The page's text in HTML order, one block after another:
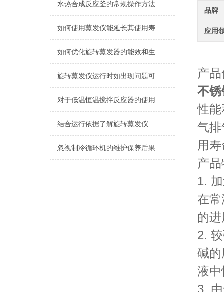
水热合成反应釜的常规操作方法
如何使用蒸发仪能延长其使用寿命？
如何优化旋转蒸发器的能效和生产效率？
旋转蒸发仪运行时如出现问题可这样解决
对于低温恒温搅拌反应器的使用你做的正确吗？看这里！
结合运行依据了解旋转蒸发仪
忽视制冷循环机的维护保养后果很严重
品牌
应用
产
不
性
气
用
产
1.
在
的
2.
碱
液
3.